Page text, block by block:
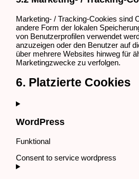
Marketing- / Tracking-Cookies sind
andere Form der lokalen
von Benutzerprofilen verwendet
anzuzeigen oder den Benutzer auf
über mehrere Websites hinweg für
Marketingzwecke zu verfolgen.
6. Platzierte Cookies
WordPress
Funktional
Consent to service wordpress